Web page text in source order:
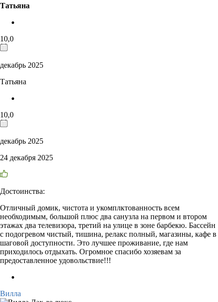
Татьяна
10,0
декабрь 2025
Татьяна
10,0
декабрь 2025
24 декабря 2025
Достоинства:
Отличный домик, чистота и укомплктованность всем
необходимым, большой плюс два санузла на первом и втором
этажах два телевизора, третий на улице в зоне барбекю. Бассейн
с подогревом чистый, тишина, релакс полный, магазины, кафе в
шаговой доступности. Это лучшее проживание, где нам
приходилось отдыхать. Огромное спасибо хозяевам за
предоставленное удовольствие!!!
Вилла